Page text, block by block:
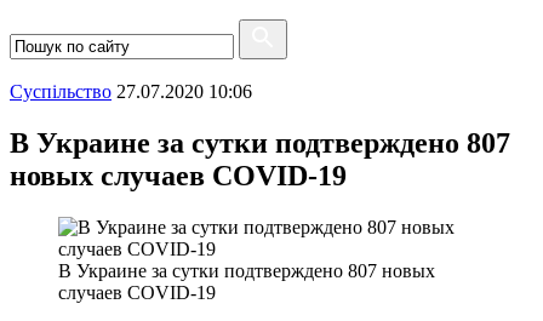
Суспiльство 27.07.2020 10:06
В Украине за сутки подтверждено 807
новых случаев COVID-19
В Украине за сутки подтверждено 807 новых
случаев COVID-19